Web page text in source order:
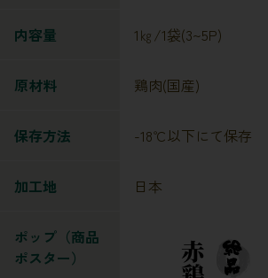
内容量 1㎏/1袋(3~5P)
原材料 鶏肉(国産)
保存方法 -18℃以下にて保存
加工地 日本
ポップ（商品
ポスター）